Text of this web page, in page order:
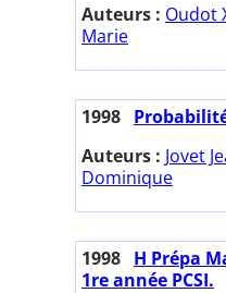
Auteurs : Oudot
Marie
1998
Auteurs : Jovet
Dominique
1998 H Prépa
1re année PCSI.